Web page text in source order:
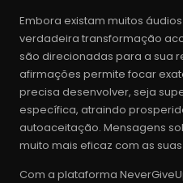
Embora existam muitos
verdadeira transformação
são direcionadas para a sua
afirmações permite focar
precisa desenvolver, seja
específica, atraindo
autoaceitação. Mensagens
muito mais eficaz com as
Com a plataforma